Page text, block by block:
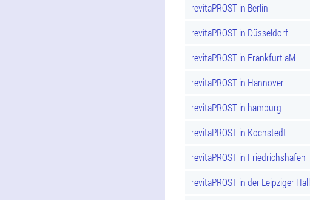
revitaPROST in Berlin
revitaPROST in Düsseldorf
revitaPROST in Frankfurt aM
revitaPROST in Hannover
revitaPROST in hamburg
revitaPROST in Kochstedt
revitaPROST in Friedrichshafen
revitaPROST in der Leipziger